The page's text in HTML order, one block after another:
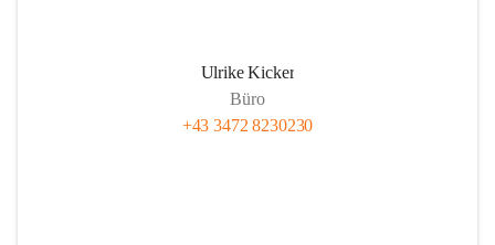
Ulrike Kicker
Büro
+43 3472 8230230